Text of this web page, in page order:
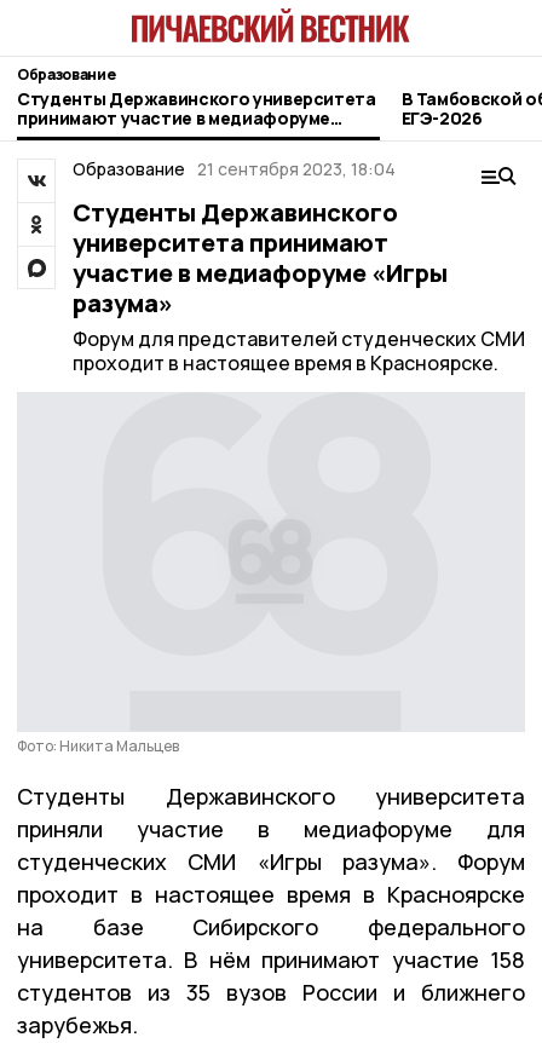
Образование
Студенты Державинского университета
принимают участие в медиафоруме
«Игры разума»
В Тамбовской
ЕГЭ-2026
Образование 21 сентября 2023, 18:04
Студенты Державинского
университета принимают
участие в медиафоруме «Игры
разума»
Форум для представителей студенческих СМИ
проходит в настоящее время в Красноярске.
Фото: Никита Мальцев
Студенты Державинского университета
приняли участие в медиафоруме для
студенческих СМИ «Игры разума». Форум
проходит в настоящее время в Красноярске
на базе Сибирского федерального
университета. В нём принимают участие 158
студентов из 35 вузов России и ближнего
зарубежья.